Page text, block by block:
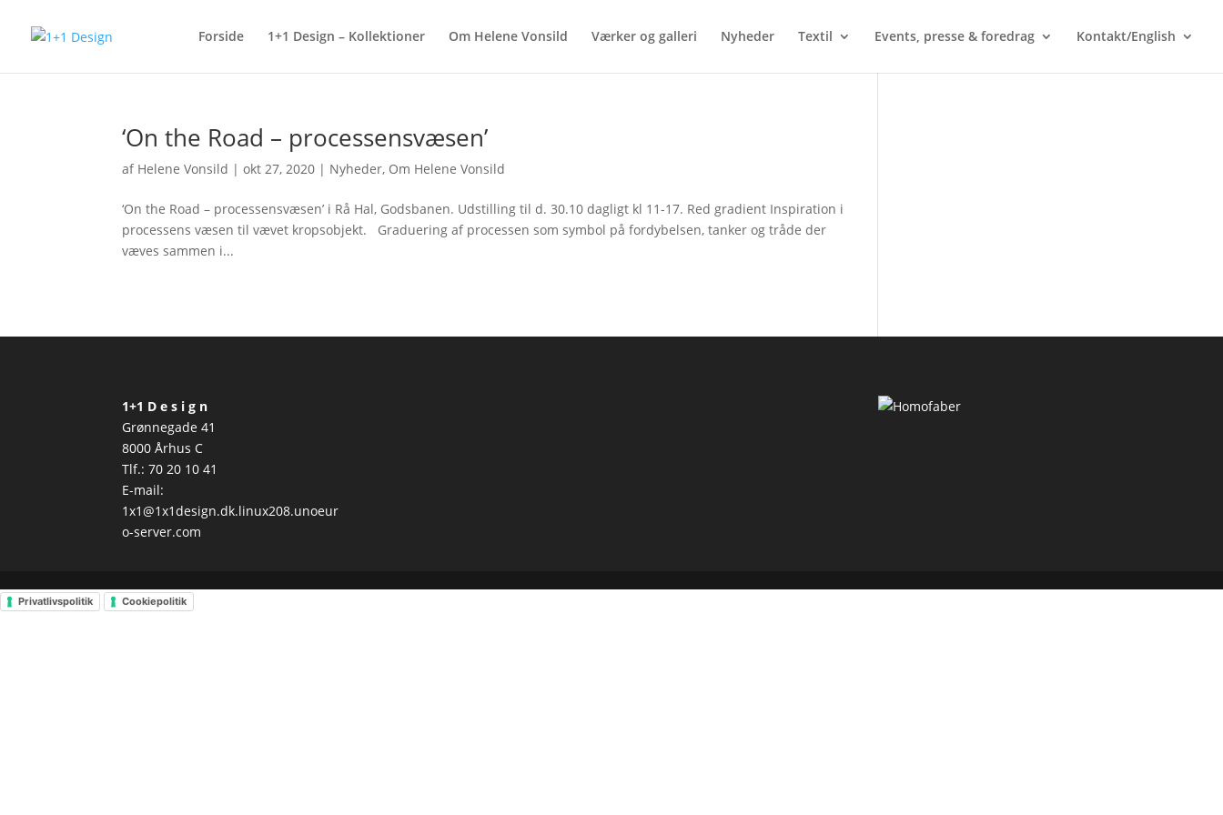
Forside 1+1 Design – Kollektioner Om Helene Vonsild Værker og galleri Nyheder Textil Events, presse & foredrag Kontakt/English
‘On the Road – processensvæsen’
af Helene Vonsild |okt 27, 2020 | Nyheder, Om Helene Vonsild
‘On the Road – processensvæsen’ i Rå Hal, Godsbanen. Udstilling til d. 30.10 dagligt kl 11-17. Red gradient Inspiration i
processens væsen til vævet kropsobjekt. Graduering af processen som symbol på fordybelsen, tanker og tråde der
væves sammen i...
1+1 D e s i g n
Grønnegade 41
8000 Århus C
Tlf.: 70 20 10 41
E-mail:
1x1@1x1design.dk.linux208.unoeur
o-server.com
Privatlivspolitik Cookiepolitik